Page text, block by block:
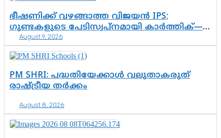
ഭീഷണിക്ക് വഴങ്ങാത്ത വിജയൻ IPS;
ഗുണ്ടകളുടെ പേടിസ്വപ്നമായി കാർത്തിക്—
ചെന്നിത്തലയുടെ ‘പവർ ഹോം’
ഓപ്പറേഷനിൽ ആയങ്കി കുടുങ്ങി!
August 9, 2026
PM SHRI: പദ്ധതിയേക്കാൾ വലുതാകരുത്
രാഷ്ട്രീയ തർക്കം
August 8, 2026